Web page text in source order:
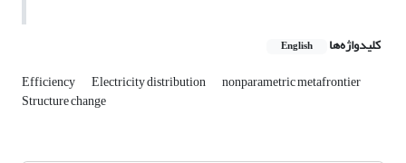
کلیدواژه‌ها English
Efficiency Electricity distribution nonparametric metafrontier
Structure change